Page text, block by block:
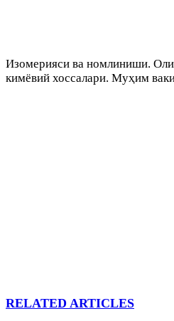
Изомерияси ва номлиниши.
кимёвий хоссалари. Муҳим
RELATED ARTICLES